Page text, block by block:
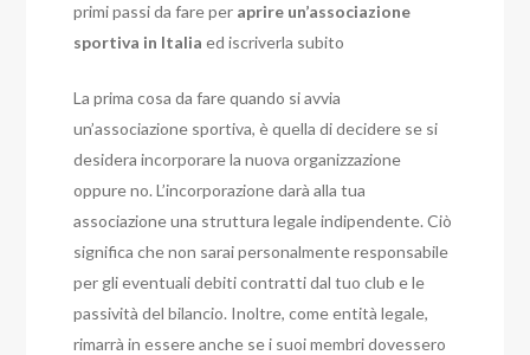
primi passi da fare per aprire un’associazione
sportiva in Italiaed iscriverla subito
La prima cosa da fare quando si avvia
un’associazione sportiva, è quella di decidere se si
desidera incorporare la nuova organizzazione
oppure no.L’incorporazione darà alla tua
associazione una struttura legale indipendente. Ciò
significa che non sarai personalmente responsabile
per gli eventuali debiti contratti dal tuo club e le
passività del bilancio. Inoltre, come entità legale,
rimarrà in essere anche se i suoi membri dovessero